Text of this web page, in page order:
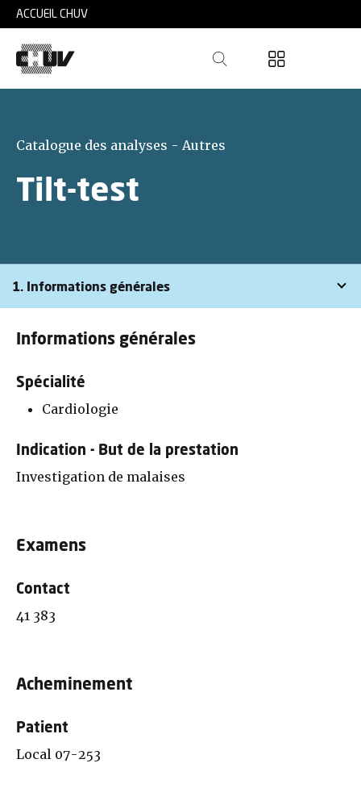
Skip to main content
ACCUEIL CHUV
Catalogue des analyses - Autres
Tilt-test
1. Informations générales
Informations générales
Spécialité
Cardiologie
Indication - But de la prestation
Investigation de malaises
Examens
Contact
41 383
Acheminement
Patient
Local 07-253